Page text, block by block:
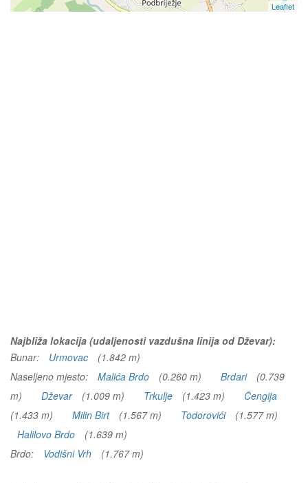
Leaflet
Najbliža lokacija (udaljenosti vazdušna linija od Dževar):
Bunar:
Urmovac
(1.842 m)
Naseljeno mjesto:
Malića Brdo (0.260 m) Brdari
(0.739
m)
Dževar (1.009 m) Trkulje (1.423 m)
Čengija
(1.433 m)
Milin Birt (1.567 m) Todorovići
(1.577 m)
Halilovo Brdo
(1.639 m)
Brdo:
Vodišni Vrh (1.767 m)